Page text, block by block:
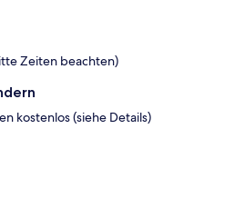
Zeiten beachten)
kostenlos (siehe Details)